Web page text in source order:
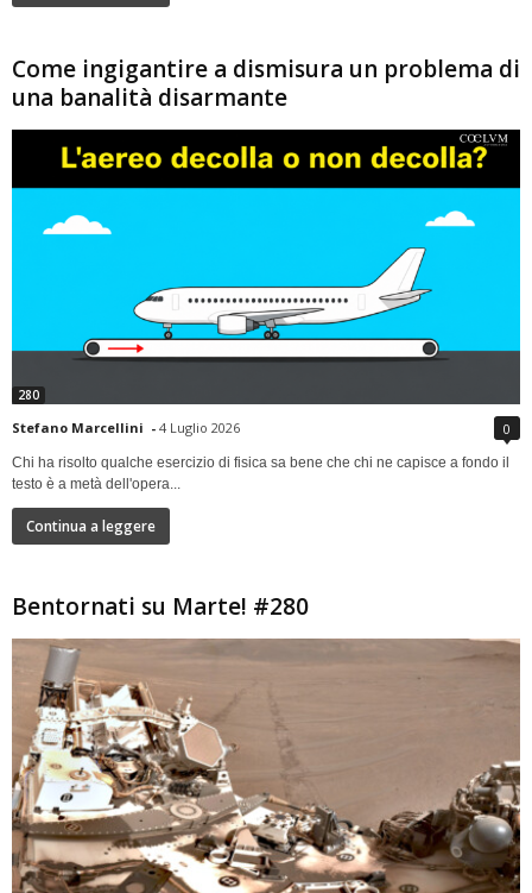
Come ingigantire a dismisura un problema di
una banalità disarmante
280
Stefano Marcellini - 4 Luglio 2026 0
Chi ha risolto qualche esercizio di fisica sa bene che chi ne capisce a fondo il
testo è a metà dell'opera...
Continua a leggere
Bentornati su Marte! #280